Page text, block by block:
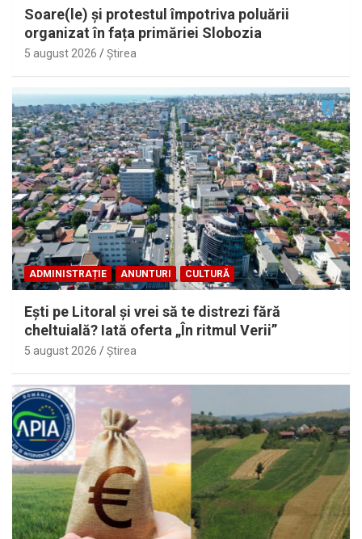
Soare(le) și protestul împotriva poluării
organizat în fața primăriei Slobozia
5 august 2026 Ştirea
ADMINISTRAȚIE ANUNTURI CULTURĂ
Eşti pe Litoral şi vrei să te distrezi fără
cheltuială? Iată oferta „În ritmul Verii”
5 august 2026 Ştirea